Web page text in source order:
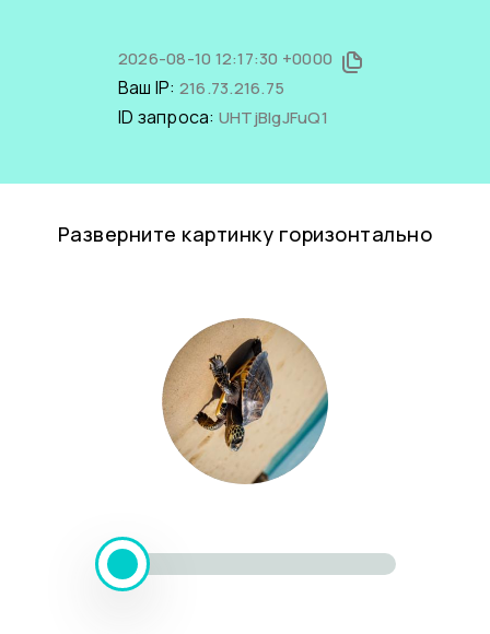
2026-08-10 12:17:30 +0000
Ваш IP: 216.73.216.75
ID запроса: UHTjBlgJFuQ1
Разверните картинку горизонтально